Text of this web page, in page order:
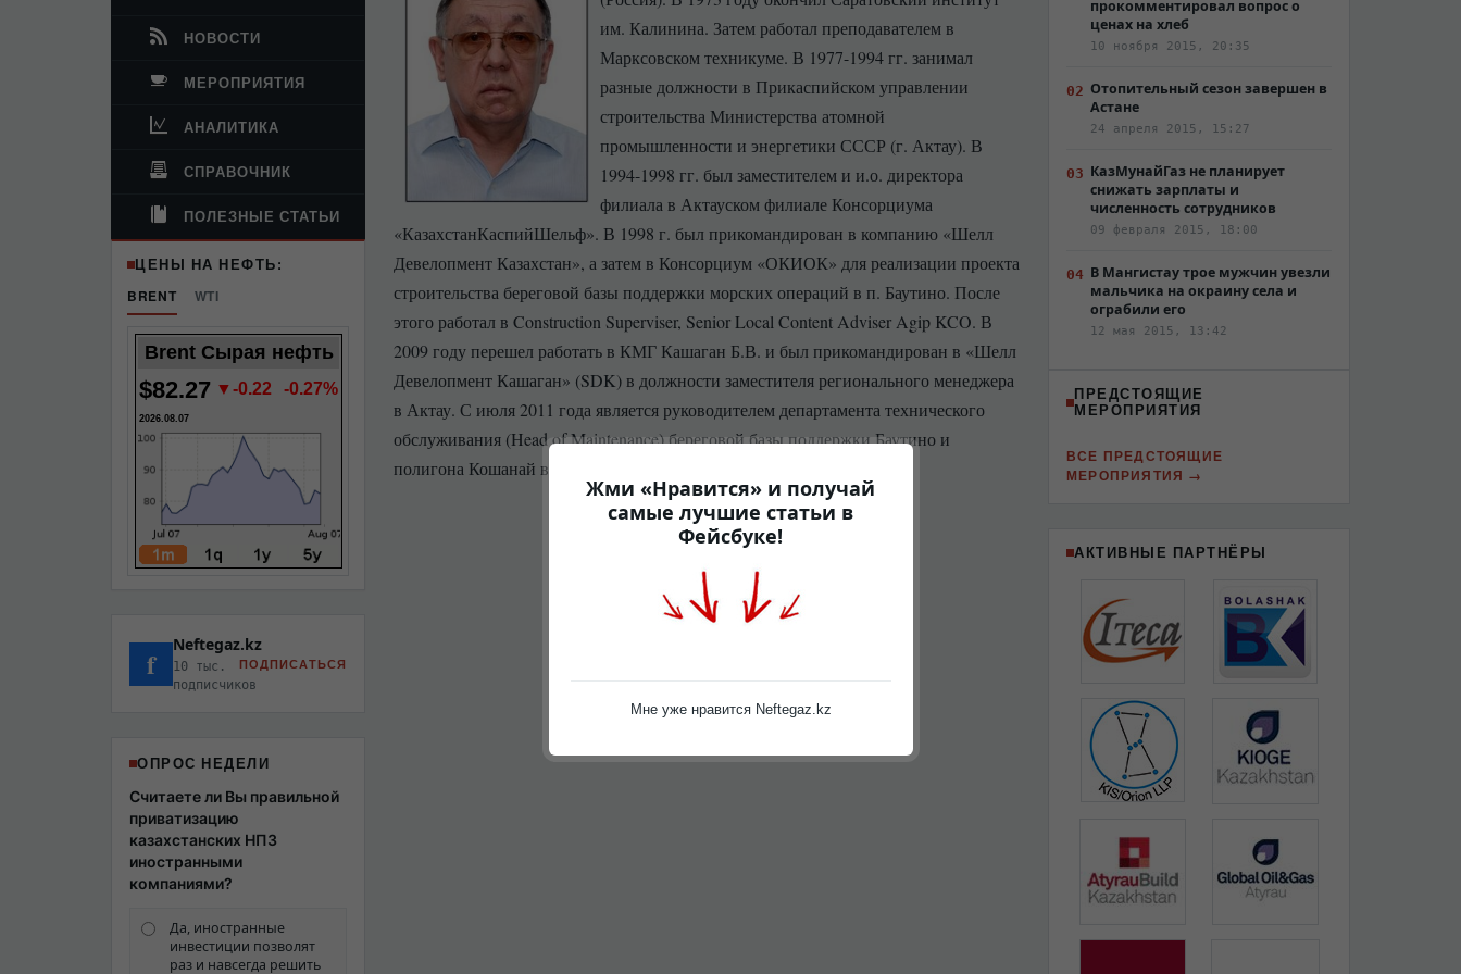
НОВОСТИ
МЕРОПРИЯТИЯ
АНАЛИТИКА
СПРАВОЧНИК
ПОЛЕЗНЫЕ СТАТЬИ
ЦЕНЫ НА НЕФТЬ:
BRENT
WTI
Brent Сырая нефть
$82.27 ▼-0.22 -0.27%
2026.08.07
f Neftegaz.kz
10 тыс.
подписчиков
ПОДПИСАТЬСЯ
ОПРОС НЕДЕЛИ
Считаете ли Вы правильной
приватизацию
казахстанских НПЗ
иностранными
компаниями?
Да, иностранные
инвестиции позволят
раз и навсегда решить
им. Калинина. Затем работал преподавателем в
Марксовском техникуме. В 1977-1994 гг. занимал
разные должности в Прикаспийском управлении
строительства Министерства атомной
промышленности и энергетики СССР (г. Актау). В
1994-1998 гг. был заместителем и и.о. директора
филиала в Актауском филиале Консорциума
«КазахстанКаспийШельф». В 1998 г. был прикомандирован в компанию «Шелл
Девелопмент Казахстан», а затем в Консорциум «ОКИОК» для реализации проекта
строительства береговой базы поддержки морских операций в п. Баутино. После
этого работал в Construction Superviser, Senior Local Content Adviser Agip KCO. В
2009 году перешел работать в КМГ Кашаган Б.В. и был прикомандирован в «Шелл
Девелопмент Кашаган» (SDK) в должности заместителя регионального менеджера
в Актау. С июля 2011 года является руководителем департамента технического
обслуживания (Head of Maintenance) береговой базы поддержки Баутино и
полигона Кошанай в Agip KCO.
прокомментировал вопрос о
ценах на хлеб
10 ноября 2015, 20:35
Отопительный сезон завершен в
Астане
24 апреля 2015, 15:27
КазМунайГаз не планирует
снижать зарплаты и
численность сотрудников
09 февраля 2015, 18:00
В Мангистау трое мужчин увезли
мальчика на окраину села и
ограбили его
12 мая 2015, 13:42
ПРЕДСТОЯЩИЕ
МЕРОПРИЯТИЯ
ВСЕ ПРЕДСТОЯЩИЕ
МЕРОПРИЯТИЯ
АКТИВНЫЕ ПАРТНЁРЫ
Жми «Нравится» и получай
самые лучшие статьи в
Фейсбуке!
Мне уже нравится Neftegaz.kz